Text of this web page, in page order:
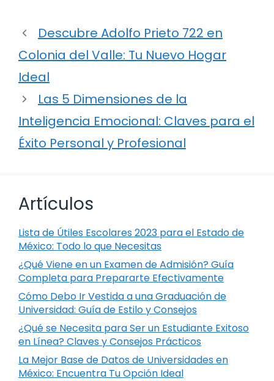
Descubre Adolfo Prieto 722 en
Colonia del Valle: Tu Nuevo Hogar
Ideal
Las 5 Dimensiones de la
Inteligencia Emocional: Claves para el
Éxito Personal y Profesional
Artículos
Lista de Útiles Escolares 2023 para el Estado de
México: Todo lo que Necesitas
¿Qué Viene en un Examen de Admisión? Guía
Completa para Prepararte Efectivamente
Cómo Debo Ir Vestida a una Graduación de
Universidad: Guía de Estilo y Consejos
¿Qué se Necesita para Ser un Estudiante Exitoso
en Línea? Claves y Consejos Prácticos
La Mejor Base de Datos de Universidades en
México: Encuentra Tu Opción Ideal